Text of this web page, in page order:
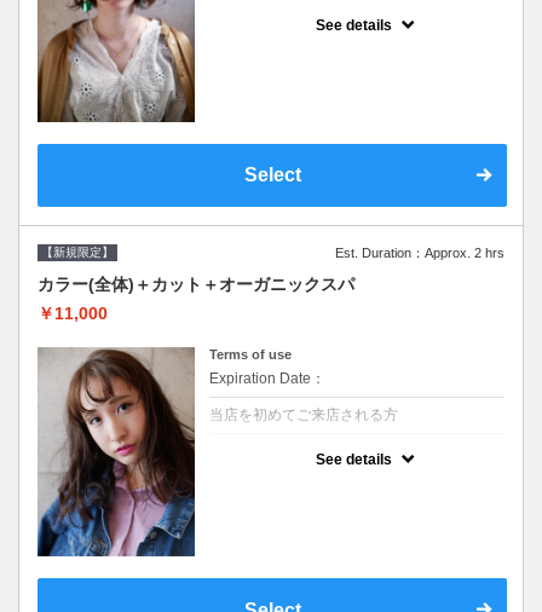
See details
Select
【新規限定】 Est. Duration：Approx. 2 hrs
カラー(全体)＋カット＋オーガニックスパ
￥11,000
Terms of use
Expiration Date：
当店を初めてご来店される方
See details